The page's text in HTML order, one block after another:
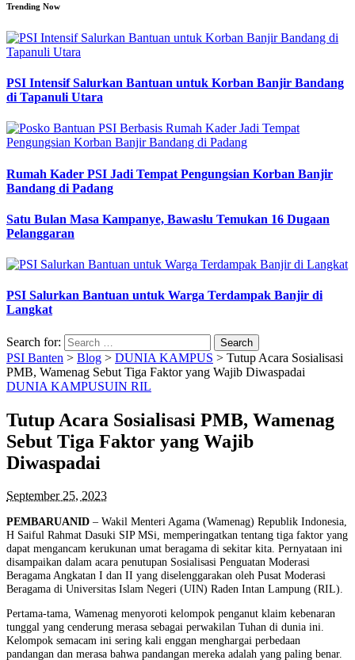
Trending Now
PSI Intensif Salurkan Bantuan untuk Korban Banjir Bandang
di Tapanuli Utara
Rumah Kader PSI Jadi Tempat Pengungsian Korban Banjir
Bandang di Padang
Satu Bulan Masa Kampanye, Bawaslu Temukan 16 Dugaan
Pelanggaran
PSI Salurkan Bantuan untuk Warga Terdampak Banjir di
Langkat
Search for:
PSI Banten > Blog > DUNIA KAMPUS > Tutup Acara Sosialisasi
PMB, Wamenag Sebut Tiga Faktor yang Wajib Diwaspadai
DUNIA KAMPUSUIN RIL
Tutup Acara Sosialisasi PMB, Wamenag
Sebut Tiga Faktor yang Wajib
Diwaspadai
September 25, 2023
PEMBARUANID – Wakil Menteri Agama (Wamenag) Republik Indonesia,
H Saiful Rahmat Dasuki SIP MSi, memperingatkan tentang tiga faktor yang
dapat mengancam kerukunan umat beragama di sekitar kita. Pernyataan ini
disampaikan dalam acara penutupan Sosialisasi Penguatan Moderasi
Beragama Angkatan I dan II yang diselenggarakan oleh Pusat Moderasi
Beragama di Universitas Islam Negeri (UIN) Raden Intan Lampung (RIL).
Pertama-tama, Wamenag menyoroti kelompok penganut klaim kebenaran
tunggal yang cenderung merasa sebagai perwakilan Tuhan di dunia ini.
Kelompok semacam ini sering kali enggan menghargai perbedaan
pandangan dan merasa bahwa pandangan mereka adalah yang paling benar.